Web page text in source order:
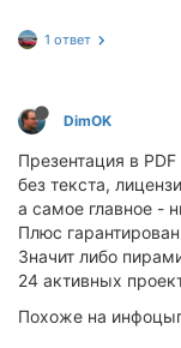
1 ответ
DimOK
Презентация в
без текста,
а самое главное -
Плюс
Значит либо
24 активных
Похоже на